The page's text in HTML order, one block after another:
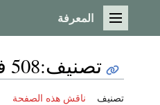
القائمة الرئيسية
المعرفة
تصنيف:508 في الخيال
تصنيف ناقش هذه الصفحة